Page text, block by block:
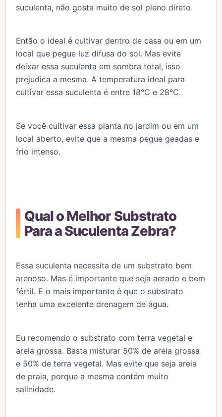
suculenta, não gosta muito de sol pleno direto.
Então o ideal é cultivar dentro de casa ou em um
local que pegue luz difusa do sol. Mas evite
deixar essa suculenta em sombra total, isso
prejudica a mesma. A temperatura ideal para
cultivar essa suculenta é entre 18°C e 28°C.
Se você cultivar essa planta no jardim ou em um
local aberto, evite que a mesma pegue geadas e
frio intenso.
Qual o Melhor Substrato
Para a Suculenta Zebra?
Essa suculenta necessita de um substrato bem
arenoso. Mas é importante que seja aerado e bem
fértil. E o mais importante é que o substrato
tenha uma excelente drenagem de água.
Eu recomendo o substrato com terra vegetal e
areia grossa. Basta misturar 50% de areia grossa
e 50% de terra vegetal. Mas evite que seja areia
de praia, porque a mesma contém muito
salinidade.